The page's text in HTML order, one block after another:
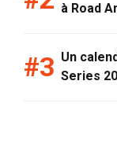
à Road
Un
Series